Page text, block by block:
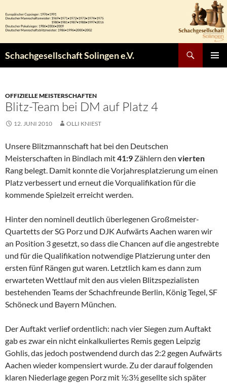
Inhalt
springen
Schachgesellschaft Solingen e.V.
OFFIZIELLE MEISTERSCHAFTEN
Blitz-Team bei DM auf Platz 4
12. JUNI 2010 OLLI KNIEST
Unsere Blitzmannschaft hat bei den Deutschen
Meisterschaften in Bindlach mit41:9 Zählern den vierten
Rang belegt. Damit konnte die Vorjahresplatzierung um einen
Platz verbessert und erneut die Vorqualifikation für die
kommende Spielzeit erreicht werden.
Hinter den nominell deutlich überlegenen Großmeister-
Quartetts der SG Porz und DJK Aufwärts Aachen waren wir
an Position 3 gesetzt, so dass die Chancen auf die angestrebte
und für die Qualifikation notwendige Platzierung unter den
ersten fünf Rängen gut waren. Letztlich kam es dann zum
erwarteten Wettlauf mit den aus vielen Blitzspezialisten
bestehenden Teams der Schachfreunde Berlin, König Tegel, SF
Schöneck und Bayern München.
Der Auftakt verlief ordentlich: nach vier Siegen zum Auftakt
gab es zwar ein nicht einkalkuliertes Remis gegen Leipzig
Gohlis, das jedoch postwendend durch das 2:2 gegen Aufwärts
Aachen wieder kompensiert wurde. Zu der darauf folgenden
klaren Niederlage gegen Porz mit ½:3½ gesellte sich später